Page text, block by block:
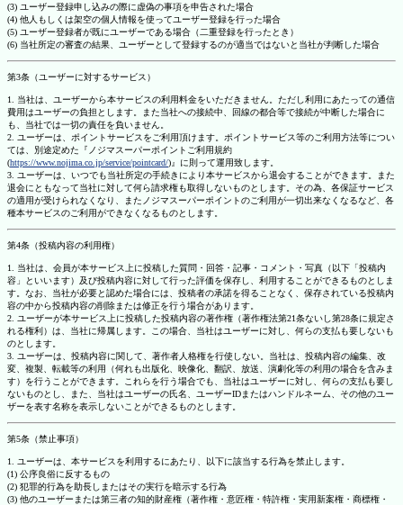
(3) ユーザー登録申し込みの際に虚偽の事項を申告された場合
(4) 他人もしくは架空の個人情報を使ってユーザー登録を行った場合
(5) ユーザー登録者が既にユーザーである場合（二重登録を行ったとき）
(6) 当社所定の審査の結果、ユーザーとして登録するのが適当ではないと当社が判断した場合
第3条（ユーザーに対するサービス）
1. 当社は、ユーザーから本サービスの利用料金をいただきません。ただし利用にあたっての通信
費用はユーザーの負担とします。また当社への接続中、回線の都合等で接続が中断した場合に
も、当社では一切の責任を負いません。
2. ユーザーは、ポイントサービスをご利用頂けます。ポイントサービス等のご利用方法等につい
ては、別途定めた『ノジマスーパーポイントご利用規約
(https://www.nojima.co.jp/service/pointcard/)』に則って運用致します。
3. ユーザーは、いつでも当社所定の手続きにより本サービスから退会することができます。また
退会にともなって当社に対して何ら請求権も取得しないものとします。その為、各保証サービス
の適用が受けられなくなり、またノジマスーパーポイントのご利用が一切出来なくなるなど、各
種本サービスのご利用ができなくなるものとします。
第4条（投稿内容の利用権）
1. 当社は、会員が本サービス上に投稿した質問・回答・記事・コメント・写真（以下「投稿内
容」といいます）及び投稿内容に対して行った評価を保存し、利用することができるものとしま
す。なお、当社が必要と認めた場合には、投稿者の承諾を得ることなく、保存されている投稿内
容の中から投稿内容の削除または修正を行う場合があります。
2. ユーザーが本サービス上に投稿した投稿内容の著作権（著作権法第21条ないし第28条に規定さ
れる権利）は、当社に帰属します。この場合、当社はユーザーに対し、何らの支払も要しないも
のとします。
3. ユーザーは、投稿内容に関して、著作者人格権を行使しない。当社は、投稿内容の編集、改
変、複製、転載等の利用（何れも出版化、映像化、翻訳、放送、演劇化等の利用の場合を含みま
す）を行うことができます。これらを行う場合でも、当社はユーザーに対し、何らの支払も要し
ないものとし、また、当社はユーザーの氏名、ユーザーIDまたはハンドルネーム、その他のユー
ザーを表す名称を表示しないことができるものとします。
第5条（禁止事項）
1. ユーザーは、本サービスを利用するにあたり、以下に該当する行為を禁止します。
(1) 公序良俗に反するもの
(2) 犯罪的行為を助長しまたはその実行を暗示する行為
(3) 他のユーザーまたは第三者の知的財産権（著作権・意匠権・特許権・実用新案権・商標権・